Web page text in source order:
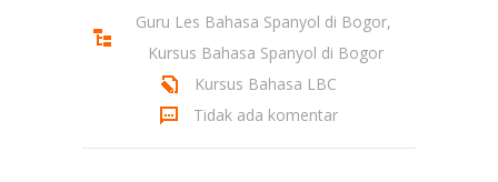
Guru Les Bahasa Spanyol di Bogor,
Kursus Bahasa Spanyol di Bogor
Kursus Bahasa LBC
Tidak ada komentar